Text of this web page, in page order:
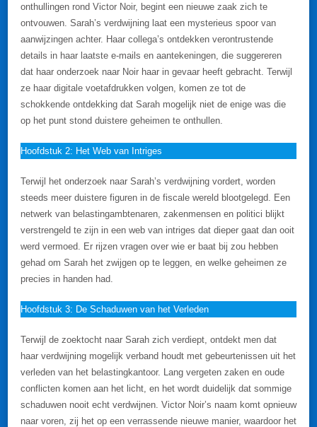
onthullingen rond Victor Noir, begint een nieuwe zaak zich te
ontvouwen. Sarah’s verdwijning laat een mysterieus spoor van
aanwijzingen achter. Haar collega’s ontdekken verontrustende
details in haar laatste e-mails en aantekeningen, die suggereren
dat haar onderzoek naar Noir haar in gevaar heeft gebracht. Terwijl
ze haar digitale voetafdrukken volgen, komen ze tot de
schokkende ontdekking dat Sarah mogelijk niet de enige was die
op het punt stond duistere geheimen te onthullen.
Hoofdstuk 2: Het Web van Intriges
Terwijl het onderzoek naar Sarah’s verdwijning vordert, worden
steeds meer duistere figuren in de fiscale wereld blootgelegd. Een
netwerk van belastingambtenaren, zakenmensen en politici blijkt
verstrengeld te zijn in een web van intriges dat dieper gaat dan ooit
werd vermoed. Er rijzen vragen over wie er baat bij zou hebben
gehad om Sarah het zwijgen op te leggen, en welke geheimen ze
precies in handen had.
Hoofdstuk 3: De Schaduwen van het Verleden
Terwijl de zoektocht naar Sarah zich verdiept, ontdekt men dat
haar verdwijning mogelijk verband houdt met gebeurtenissen uit het
verleden van het belastingkantoor. Lang vergeten zaken en oude
conflicten komen aan het licht, en het wordt duidelijk dat sommige
schaduwen nooit echt verdwijnen. Victor Noir’s naam komt opnieuw
naar voren, zij het op een verrassende nieuwe manier, waardoor het